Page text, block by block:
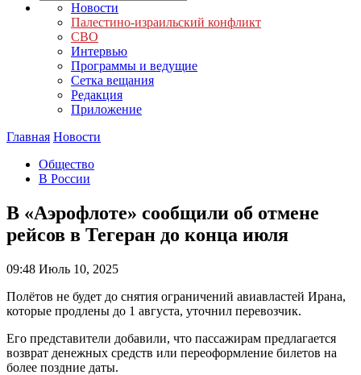
Новости
Палестино-израильский конфликт
СВО
Интервью
Программы и ведущие
Сетка вещания
Редакция
Приложение
Главная Новости
Общество
В России
В «Аэрофлоте» сообщили об отмене
рейсов в Тегеран до конца июля
09:48 Июль 10, 2025
Полётов не будет до снятия ограничений авиавластей Ирана,
которые продлены до 1 августа, уточнил перевозчик.
Его представители добавили, что пассажирам предлагается
возврат денежных средств или переоформление билетов на
более поздние даты.